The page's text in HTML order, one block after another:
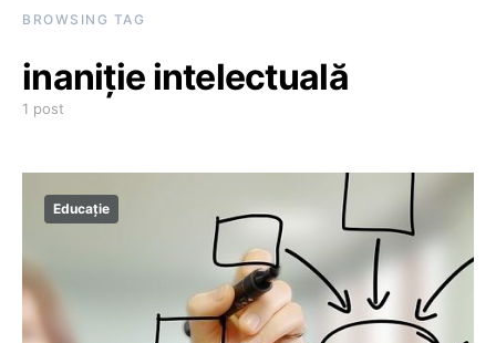
BROWSING TAG
inaniție intelectuală
1 post
Educație